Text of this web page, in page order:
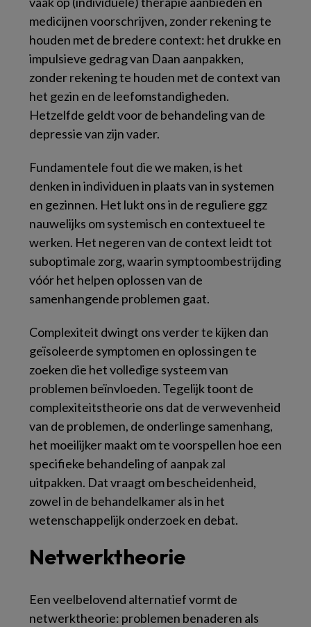
medicijnen voorschrijven, zonder rekening te
houden met de bredere context: het drukke en
impulsieve gedrag van Daan aanpakken,
zonder rekening te houden met de context van
het gezin en de leefomstandigheden.
Hetzelfde geldt voor de behandeling van de
depressie van zijn vader.
Fundamentele fout die we maken, is het
denken in individuen in plaats van in systemen
en gezinnen. Het lukt ons in de reguliere ggz
nauwelijks om systemisch en contextueel te
werken. Het negeren van de context leidt tot
suboptimale zorg, waarin symptoombestrijding
vóór het helpen oplossen van de
samenhangende problemen gaat.
Complexiteit dwingt ons verder te kijken dan
geïsoleerde symptomen en oplossingen te
zoeken die het volledige systeem van
problemen beïnvloeden. Tegelijk toont de
complexiteitstheorie ons dat de verwevenheid
van de problemen, de onderlinge samenhang,
het moeilijker maakt om te voorspellen hoe een
specifieke behandeling of aanpak zal
uitpakken. Dat vraagt om bescheidenheid,
zowel in de behandelkamer als in het
wetenschappelijk onderzoek en debat.
Netwerktheorie
Een veelbelovend alternatief vormt de
netwerktheorie: problemen benaderen als